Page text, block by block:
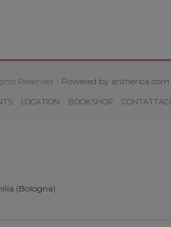
Reserved - Powered by antherica.com
LOCATION BOOKSHOP CONTATTACI
(Bologna)